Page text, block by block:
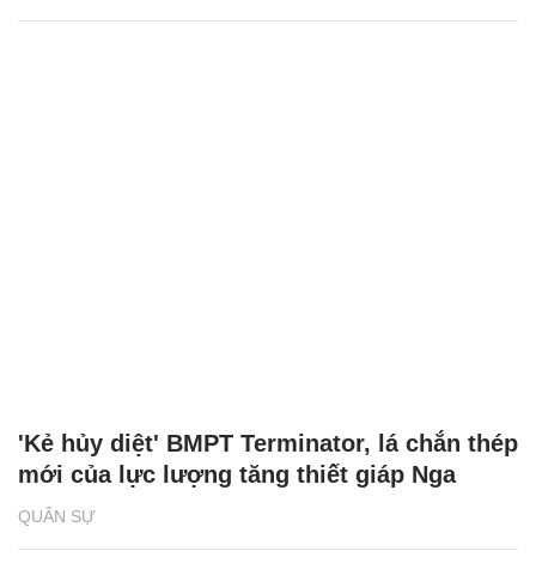
QUÂN SỰ
'Kẻ hủy diệt' BMPT Terminator, lá chắn thép
mới của lực lượng tăng thiết giáp Nga